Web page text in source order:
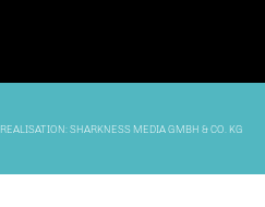
REALISATION: SHARKNESS MEDIA GMBH & CO. KG